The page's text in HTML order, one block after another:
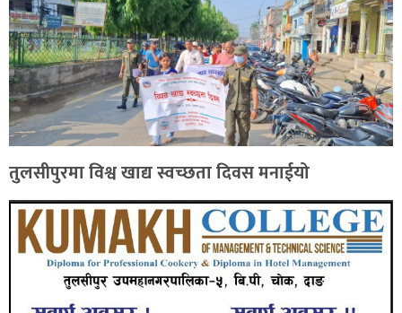
तुलसीपुरमा विश्व खाद्य स्वच्छता दिवस मनाईयो